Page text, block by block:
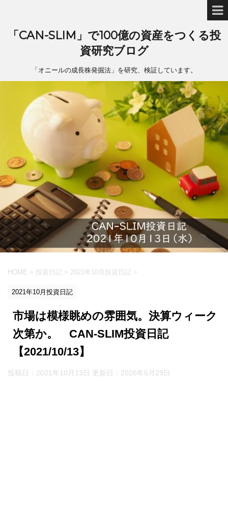
「CAN-SLIM」で100億の資産をつくる投
資研究ブログ
「オニールの成長株発掘法」を研究、検証しています。
HOME > 投資日記 > 2021年10月投資日記 >
2021年10月投資日記
市場は模様眺めの雰囲気。決算ウィーク
次第か。 CAN-SLIM投資日記
【2021/10/13】
投稿日：2021年10月13日 更新日： 2026年6月29日